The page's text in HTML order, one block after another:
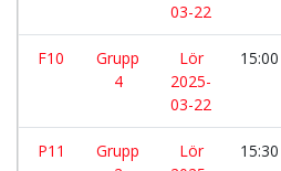
03-22
F10
Grupp
4
Lör
2025-
03-22
15:00
P11
Grupp
Lör
15:30